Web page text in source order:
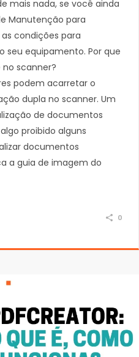
mais nada, se você ainda
Manutenção para
condições para
seu equipamento. Por que
scanner?
podem acarretar o
dupla no scanner. Um
de documentos
proibido alguns
documentos
a guia de imagem do
0